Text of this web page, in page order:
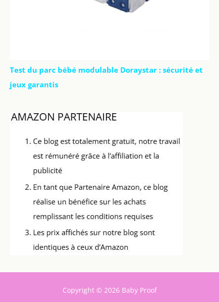
Test du parc bébé modulable Doraystar : sécurité et
jeux garantis
Copyright © 2026 Baby Proof